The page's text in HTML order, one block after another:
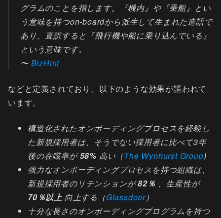
グラムのことを指します。『機内』や『乗船』とい
う意味を持つon-boardから派生して生まれた造語で
あり、直訳すると『飛行機や船に乗り込んでいる』
という意味です。
〜 BizHint
などと定義されており、以下のような効果が謳われて
います。
構造化されたオンボーディングプロセスを経験し
た新規採用者は、そうでない採用者に比べて3年
後の在職率が58% 高い（The Wynhurst Group)
強力なオンボーディングプロセスを持つ組織は、
新規採用者のリテンションが82％ 、生産性が
70％以上 向上する（Glassdoor）
十分な長さのオンボーディングプログラムを持つ